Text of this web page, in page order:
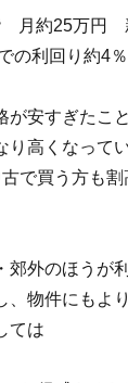
約25万円
の利回り約4％
が安すぎたこ
り高くなって
で買う方も
郊外のほうが
、物件にもよ
ては